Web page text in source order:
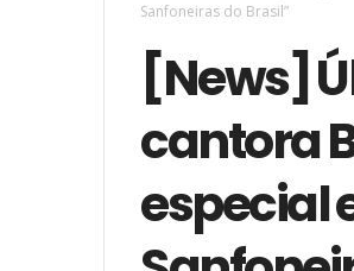
Sanfoneiras do Brasil”
[News]
cantora
especial